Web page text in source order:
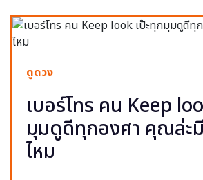
ดูดวง
เบอร์โทร คน Keep
มุมดูดีทุกองศา คุณล่ะ
ไหม